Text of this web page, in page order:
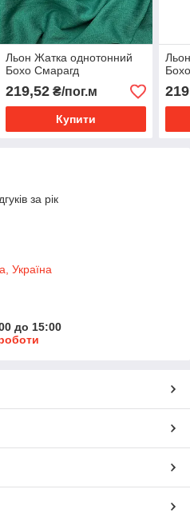
Льон Жатка однотонний
Бохо Смарагд
219,52₴/пог.м
Купити
за рік
Україна
до 15:00